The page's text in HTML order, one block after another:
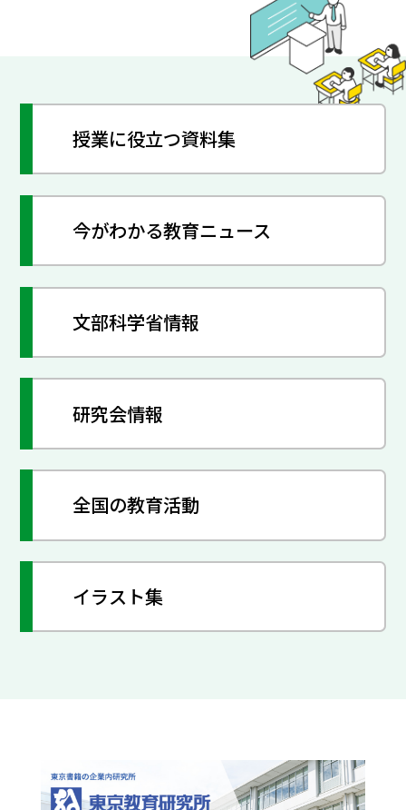
授業に役立つ資料集
今がわかる教育ニュース
文部科学省情報
研究会情報
全国の教育活動
イラスト集